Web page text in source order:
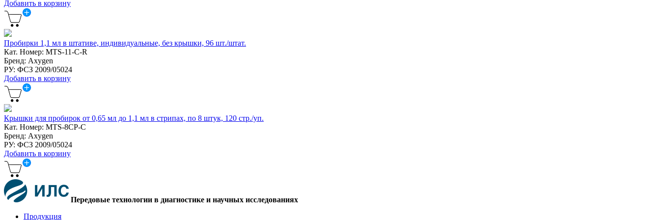
Добавить в корзину
Пробирки 1,1 мл в штативе, индивидуальные, без крышки, 96 шт./штат.
Кат. Номер: MTS-11-C-R
Бренд: Axygen
РУ: ФСЗ 2009/05024
Добавить в корзину
Крышки для пробирок от 0,65 мл до 1,1 мл в стрипах, по 8 штук, 120 стр./уп.
Кат. Номер: MTS-8CP-C
Бренд: Axygen
РУ: ФСЗ 2009/05024
Добавить в корзину
Передовые технологии в диагностике и научных исследованиях
Продукция